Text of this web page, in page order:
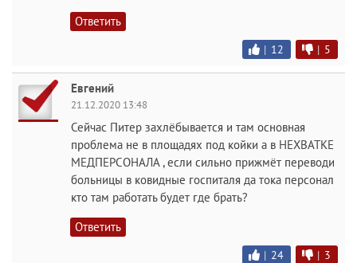
Ответить
| 12 | 5
Евгений
21.12.2020 13:48
Сейчас Питер захлёбывается и там основная
проблема не в площадях под койки а в НЕХВАТКЕ
МЕДПЕРСОНАЛА , если сильно прижмёт переводи
больницы в ковидные госпиталя да тока персонал
кто там работать будет где брать?
Ответить
| 24 | 3